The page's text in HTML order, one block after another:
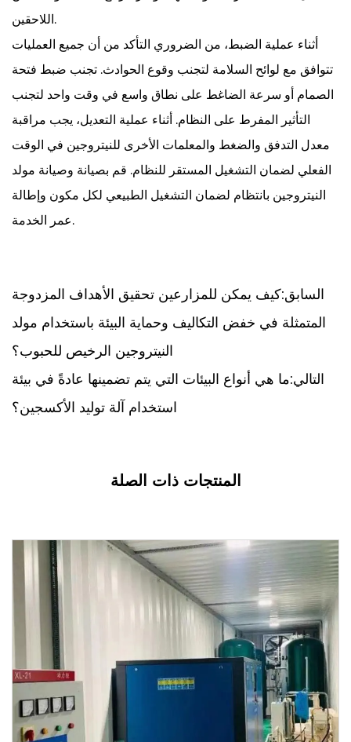
اللاحقين.
أثناء عملية الضبط، من الضروري التأكد من أن جميع العمليات
تتوافق مع لوائح السلامة لتجنب وقوع الحوادث. تجنب ضبط فتحة
الصمام أو سرعة الضاغط على نطاق واسع في وقت واحد لتجنب
التأثير المفرط على النظام. أثناء عملية التعديل، يجب مراقبة
معدل التدفق والضغط والمعلمات الأخرى للنيتروجين في الوقت
الفعلي لضمان التشغيل المستقر للنظام. قم بصيانة وصيانة مولد
النيتروجين بانتظام لضمان التشغيل الطبيعي لكل مكون وإطالة
عمر الخدمة.
السابق:كيف يمكن للمزارعين تحقيق الأهداف المزدوجة
المتمثلة في خفض التكاليف وحماية البيئة باستخدام مولد
النيتروجين الرخيص للحبوب؟
التالي:ما هي أنواع البيئات التي يتم تضمينها عادةً في بيئة
استخدام آلة توليد الأكسجين؟
المنتجات ذات الصلة